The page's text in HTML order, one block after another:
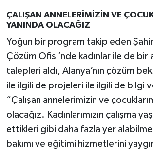
ÇALIŞAN ANNELERİMİZİN VE
YANINDA OLACAĞIZ
Yoğun bir program takip eden
Çözüm Ofisi’nde kadınlar ile de bir
talepleri aldı, Alanya’nın çözüm
ile ilgili de projeleri ile ilgili de bilgi
“Çalışan annelerimizin ve
olacağız. Kadınlarımızın çalışma
ettikleri gibi daha fazla yer
bakımı ve eğitimi hizmetlerini